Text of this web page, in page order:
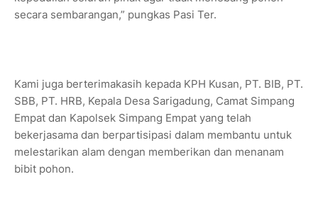
secara sembarangan,” pungkas Pasi Ter.
Kami juga berterimakasih kepada KPH Kusan, PT. BIB, PT.
SBB, PT. HRB, Kepala Desa Sarigadung, Camat Simpang
Empat dan Kapolsek Simpang Empat yang telah
bekerjasama dan berpartisipasi dalam membantu untuk
melestarikan alam dengan memberikan dan menanam
bibit pohon.